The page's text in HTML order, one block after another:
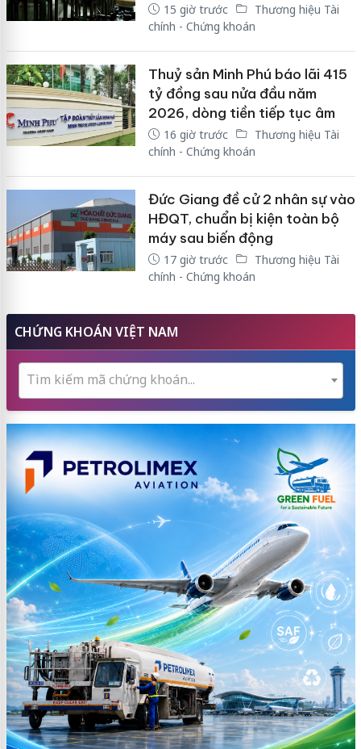
15 giờ trước
Thương hiệu Tài
chính - Chứng khoán
Thuỷ sản Minh Phú báo lãi 415
tỷ đồng sau nửa đầu năm
2026, dòng tiền tiếp tục âm
16 giờ trước
Thương hiệu Tài
chính - Chứng khoán
Đức Giang đề cử 2 nhân sự vào
HĐQT, chuẩn bị kiện toàn bộ
máy sau biến động
17 giờ trước
Thương hiệu Tài
chính - Chứng khoán
CHỨNG KHOÁN VIỆT NAM
Tìm kiếm mã chứng khoán...